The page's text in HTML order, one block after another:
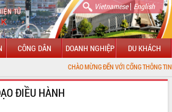
Vietnamese| English
CÔNG DÂN DOANH NGHIỆP DU KHÁCH
CHÀO MỪNG ĐẾN VỚI CỔNG THÔNG TIN ĐIỆN TỬ TỈNH ĐẮK
ĐIỀU HÀNH